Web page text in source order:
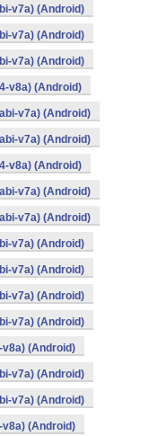
v7a) (Android)
v7a) (Android)
v7a) (Android)
v8a) (Android)
v7a) (Android)
v7a) (Android)
v8a) (Android)
v7a) (Android)
v7a) (Android)
v7a) (Android)
v7a) (Android)
v7a) (Android)
v7a) (Android)
v8a) (Android)
v7a) (Android)
v7a) (Android)
v8a) (Android)